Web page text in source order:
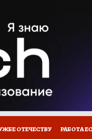
ГИД ПОТРЕБИТЕЛЯ
ОТЕЧЕСТВУ РАБОТА